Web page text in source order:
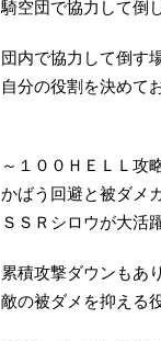
騎空団で協力して倒
団内で協力して倒す
自分の役割を決めて
～１００ＨＥＬＬ攻
かばう回避と被ダメ
ＳＳＲシロウが大活
累積攻撃ダウンもあり
敵の被ダメを抑える